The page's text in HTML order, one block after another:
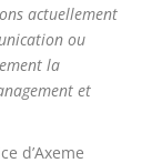
actuellement
ou
la
et
d’Axeme